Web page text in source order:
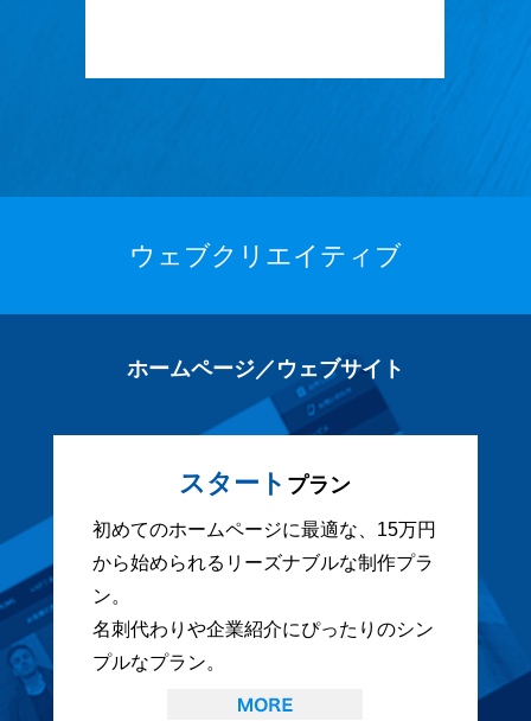
ウェブクリエイティブ
ホームページ／ウェブサイト
スタート プラン
初めてのホームページに最適な、15万円
から始められるリーズナブルな制作プラ
ン。
名刺代わりや企業紹介にぴったりのシン
プルなプラン。